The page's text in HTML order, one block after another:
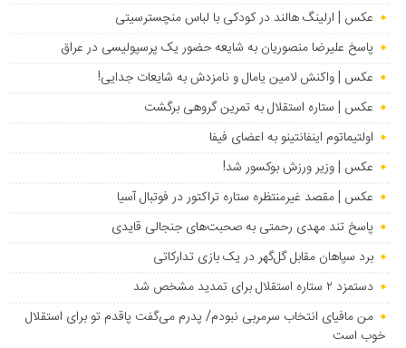
عکس | ارلینگ هالند در کودکی با لباس منچسترسیتی
پاسخ علیرضا منصوریان به شایعه حضور یک پرسپولیسی در عراق
عکس | واکنش لامین یامال و نامزدش به شایعات جدایی!
عکس | ستاره استقلال به تمرین گروهی برگشت
اولتیماتوم اینفانتینو به اعضای فیفا
عکس | وزیر ورزش بوکسور شد!
عکس | مقصد غیرمنتظره ستاره تراکتور در فوتبال آسیا
پاسخ تند مهدی رحمتی به صحبت‌های جنجالی قایدی
برد سپاهان مقابل گل‌گهر در یک بازی تدارکاتی
دستمزد ۲ ستاره استقلال برای تمدید مشخص شد
من مافیای انتخاب سرمربی نبودم/ پدرم می‌گفت پاقدم تو برای استقلال
خوب است